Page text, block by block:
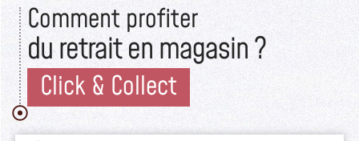
Comment profiter
du retrait en magasin ?
Click & Collect